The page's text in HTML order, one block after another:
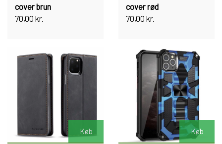
cover brun
70,00 kr.
cover rød
70,00 kr.
Køb Køb